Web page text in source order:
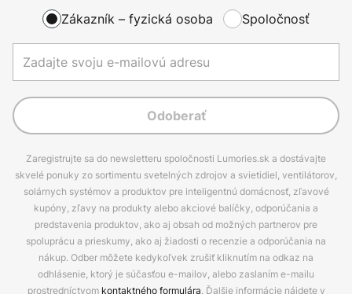
Zákazník – fyzická osoba Spoločnosť
Odoberať
Zaregistrujte sa do newsletteru spoločnosti Lumories.sk a dostávajte
skvelé ponuky zo sortimentu svetelných zdrojov a svietidiel, ventilátorov,
solárnych systémov a produktov pre inteligentnú domácnosť, zľavové
kupóny, zľavy na produkty alebo akciové balíčky, odporúčania a
predstavenia produktov, ako aj obsah od možných partnerov pre
spoluprácu a prieskumy, ako aj žiadosti o recenzie a odporúčania na
nákup. Odber môžete kedykoľvek zrušiť kliknutím na odkaz na
odhlásenie, ktorý je súčasťou e-mailov, alebo zaslaním e-mailu
prostredníctvom kontaktného formulára. Ďalšie informácie nájdete v